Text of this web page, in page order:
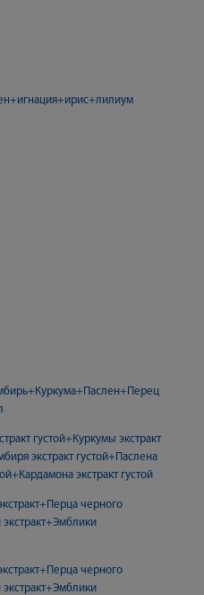
густой+Куркумы экстракт
экстракт густой+Паслена
экстракт густой
черного
черного